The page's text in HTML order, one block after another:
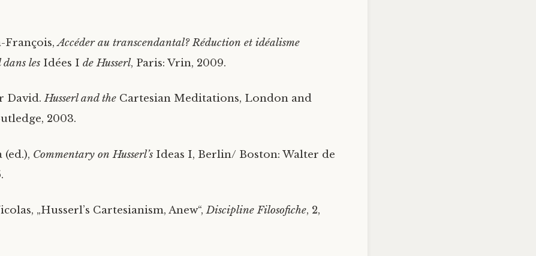
François,Accéder au transcendantal? Réduction et idéalisme
les Idées I de Husserl, Paris: Vrin, 2009.
David.Husserl and the Cartesian Meditations, London and
2003.
Commentary on Husserl’s Ideas I, Berlin/ Boston: Walter de
„Husserl’s Cartesianism, Anew“,Discipline Filosofiche, 2,